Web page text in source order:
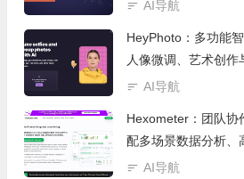
AI导航
HeyPhoto：多功能
人像微调、艺术创作
AI导航
Hexometer：团队协
配多场景数据分析、
控 AI导航